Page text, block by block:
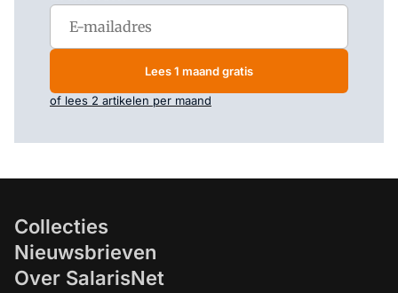
Lees 1 maand gratis
of lees 2 artikelen per maand
Collecties
Nieuwsbrieven
Over SalarisNet